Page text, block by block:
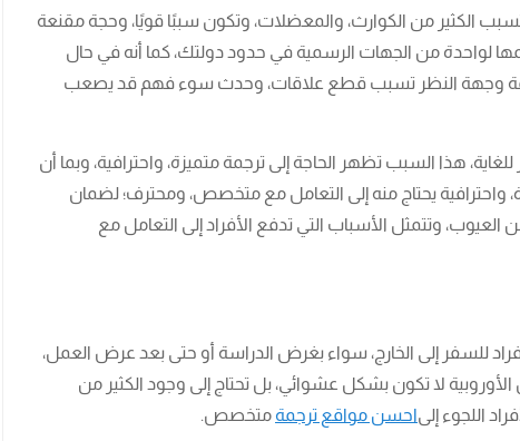
الكثير من الكوارث، والمعضلات، وتكون سببًا قويًا، وحجة مقنعة
لواحدة من الجهات الرسمية في حدود دولتك، كما أنه في حال
وجهة النظر تسبب قطع علاقات، وحدث سوء فهم قد يصعب
هذا السبب تظهر الحاجة إلى ترجمة متميزة، واحترافية، وبما أن
واحترافية يحتاج منه إلى التعامل مع متخصص، ومحترف؛ لضمان
العيوب، وتتمثل الأسباب التي تدفع الأفراد إلى التعامل مع
للسفر إلى الخارج، سواء بغرض الدراسة أو حتى بعد عرض العمل،
لا تكون بشكل عشوائي، بل تحتاج إلى وجود الكثير من
اللجوء إلىاحسن مواقع ترجمة متخصص.